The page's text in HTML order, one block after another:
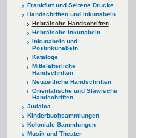
Frankfurt und Seltene Drucke
Handschriften und Inkunabeln
Hebräische Handschriften
Hebräische Inkunabeln
Inkunabeln und
Postinkunabeln
Kataloge
Mittelalterliche
Handschriften
Neuzeitliche Handschriften
Orientalische und Slawische
Handschriften
Judaica
Kinderbuchsammlungen
Koloniale Sammlungen
Musik und Theater